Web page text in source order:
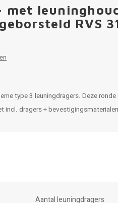
met
RVS
type 3 leuningdragers. Deze
incl. dragers +
Aantal leuningdragers